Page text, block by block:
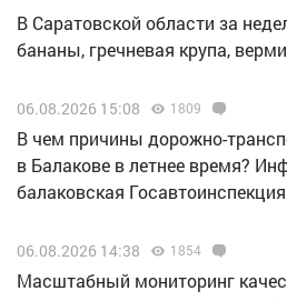
В Саратовской области за
бананы, гречневая крупа,
06.08.2026 15:08 1809
В чем причины дорожно-
в Балакове в летнее время?
балаковская Госавтоинспекция
06.08.2026 14:38 1854
Масштабный мониторинг